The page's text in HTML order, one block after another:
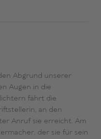
Abgrund unserer
Augen in die
fährt die
an den
Anruf sie erreicht. Am
der sie für sein